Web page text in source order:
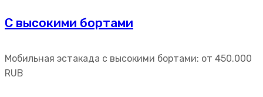
С высокими бортами
Мобильная эстакада с высокими бортами: от 450.000
RUB